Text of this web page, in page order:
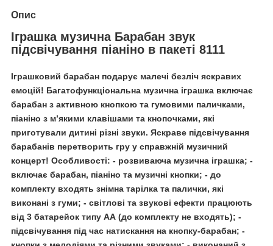
Опис
Іграшка музична Барабан звук
підсвічування піаніно в пакеті 8111
Іграшковий барабан подарує малечі безліч яскравих
емоцій! Багатофункціональна музична іграшка включає
барабан з активною кнопкою та гумовими паличками,
піаніно з м’якими клавішами та кнопочками, які
приготували дитині різні звуки. Яскраве підсвічування
барабанів перетворить гру у справжній музичний
концерт! Особливості: - розвиваюча музична іграшка; -
включає барабан, піаніно та музичні кнопки; - до
комплекту входять знімна тарілка та палички, які
виконані з гуми; - світлові та звукові ефекти працюють
від 3 батарейок типу АА (до комплекту не входять); -
підсвічування під час натискання на кнопку-барабан; -